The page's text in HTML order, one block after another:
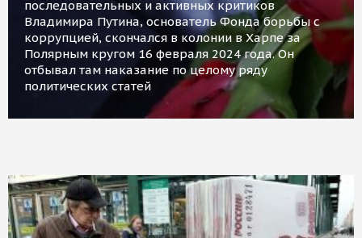
последовательных и активных критиков
Владимира Путина, основатель Фонда борьбы с
коррупцией, скончался в колонии в Харпе за
Полярным кругом 16 февраля 2024 года. Он
отбывал там наказание по целому ряду
политических статей